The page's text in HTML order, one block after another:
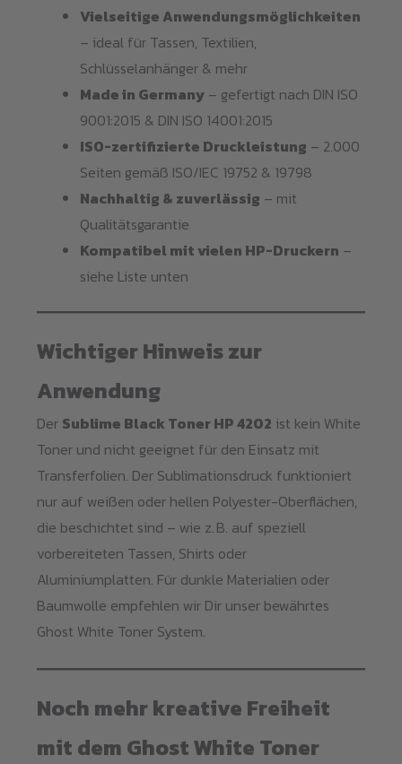
Vielseitige Anwendungsmöglichkeiten
– ideal für Tassen, Textilien,
Schlüsselanhänger & mehr
Made in Germany– gefertigt nach DIN ISO
9001:2015 & DIN ISO 14001:2015
ISO-zertifizierte Druckleistung – 2.000
Seiten gemäß ISO/IEC 19752 & 19798
Nachhaltig & zuverlässig – mit
Qualitätsgarantie
Kompatibel mit vielen HP-Druckern –
siehe Liste unten
Wichtiger Hinweis zur
Anwendung
Der Sublime Black Toner HP 4202 ist kein White
Toner und nicht geeignet für den Einsatz mit
Transferfolien. Der Sublimationsdruck funktioniert
nur auf weißen oder hellen Polyester-Oberflächen,
die beschichtet sind – wie z. B. auf speziell
vorbereiteten Tassen, Shirts oder
Aluminiumplatten. Für dunkle Materialien oder
Baumwolle empfehlen wir Dir unser bewährtes
Ghost White Toner System.
Noch mehr kreative Freiheit
mit dem Ghost White Toner